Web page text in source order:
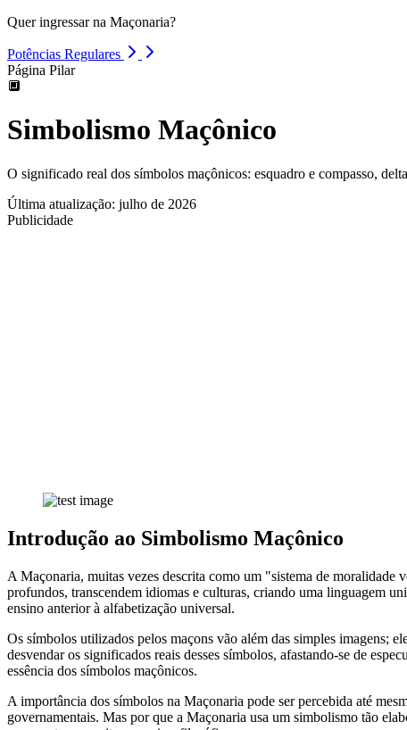
Quer ingressar na Maçonaria?
Potências Regulares
Página Pilar
🔲
Simbolismo Maçônico
O significado real dos símbolos maçônicos: esquadro e compasso,
Última atualização: julho de 2026
Publicidade
Introdução ao Simbolismo Maçônico
A Maçonaria, muitas vezes descrita como um "sistema de
profundos, transcendem idiomas e culturas, criando uma linguagem
ensino anterior à alfabetização universal.
Os símbolos utilizados pelos maçons vão além das simples imagens;
desvendar os significados reais desses símbolos, afastando-se de
essência dos símbolos maçônicos.
A importância dos símbolos na Maçonaria pode ser percebida até
governamentais. Mas por que a Maçonaria usa um simbolismo tão